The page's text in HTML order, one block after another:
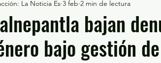
Estatal Gubernatura
Seguridad y Justicia
bajan
bajo gestión
La Noticia Es 3 feb 2 min de lectura